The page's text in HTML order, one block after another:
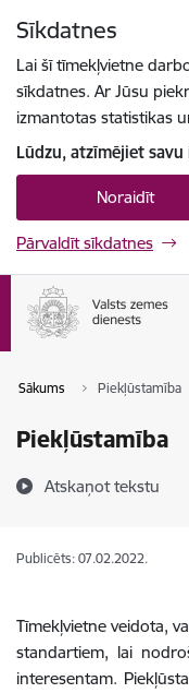
Sīkdatnes
Lai šī tīmekļvietne
sīkdatnes. Ar Jūsu
izmantotas statistikas
Lūdzu, atzīmējiet savu
Noraidīt
Pārvaldīt sīkdatnes
Sākums Piekļūstamība
Piekļūstamība
Atskaņot tekstu
Publicēts: 07.02.2022.
Tīmekļvietne veidota,
standartiem, lai
interesentam.